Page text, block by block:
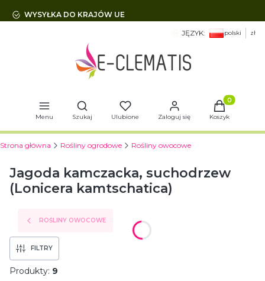
WYSYŁKA DO KRAJÓW UE
JĘZYK: polski zł
Menu
Otwórz wyszukiwarkę
Szukaj Ulubione Zaloguj się
Produkty
Koszyk
Strona główna Rośliny ogrodowe Rośliny owocowe
Jagoda kamczacka, suchodrzew
(Lonicera kamtschatica)
ROŚLINY OWOCOWE
FILTRY
Produkty: 9